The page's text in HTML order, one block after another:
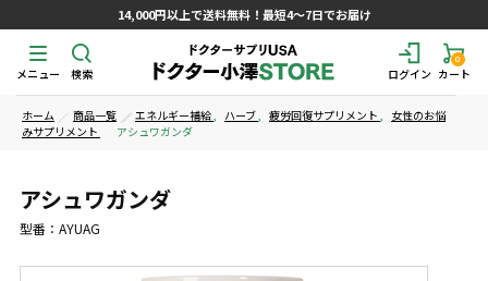
14,000円以上で送料無料！最短4～7日でお届け
ログイン
0
カート
検索
メニュー
ホーム 商品一覧 エネルギー補給, ハーブ, 疲労回復サプリメント , 女性のお悩
みサプリメント
アシュワガンダ
アシュワガンダ
型番：AYUAG